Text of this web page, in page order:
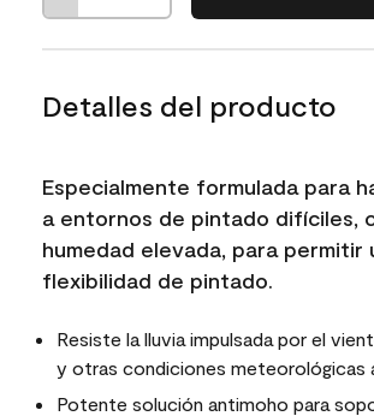
Detalles del producto
Especialmente formulada para
a entornos de pintado difíciles,
humedad elevada, para permitir
flexibilidad de pintado.
Resiste la lluvia impulsada por el
y otras condiciones meteorológicas
Potente solución antimoho para